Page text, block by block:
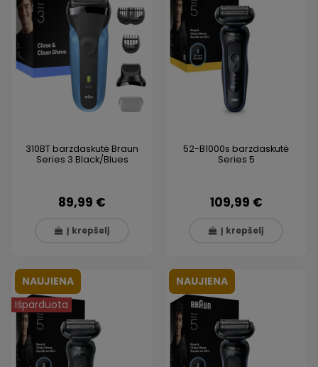
310BT barzdaskutė Braun
Series 3 Black/Blues
89,99 €
Į krepšelį
52-B1000s barzdaskutė
Series 5
109,99 €
Į krepšelį
NAUJIENA
Išparduota
NAUJIENA